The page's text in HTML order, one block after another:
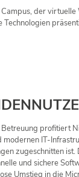
der virtuelle
Technologien
profitiert
modernen IT-
zugeschnitten ist.
und sichere
Umstieg in die